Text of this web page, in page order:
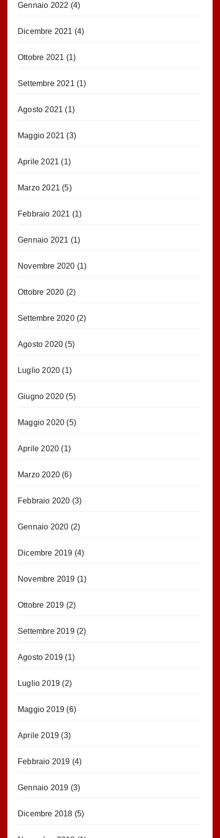
Gennaio 2022 (4)
Dicembre 2021 (4)
Ottobre 2021 (1)
Settembre 2021 (1)
Agosto 2021 (1)
Maggio 2021 (3)
Aprile 2021 (1)
Marzo 2021 (5)
Febbraio 2021 (1)
Gennaio 2021 (1)
Novembre 2020 (1)
Ottobre 2020 (2)
Settembre 2020(2)
Agosto 2020 (5)
Luglio 2020 (1)
Giugno 2020 (5)
Maggio 2020 (5)
Aprile 2020 (1)
Marzo 2020 (6)
Febbraio 2020 (3)
Gennaio 2020 (2)
Dicembre 2019 (4)
Novembre 2019 (1)
Ottobre 2019 (2)
Settembre 2019(2)
Agosto 2019 (1)
Luglio 2019 (2)
Maggio 2019 (6)
Aprile 2019 (3)
Febbraio 2019 (4)
Gennaio 2019 (3)
Dicembre 2018 (5)